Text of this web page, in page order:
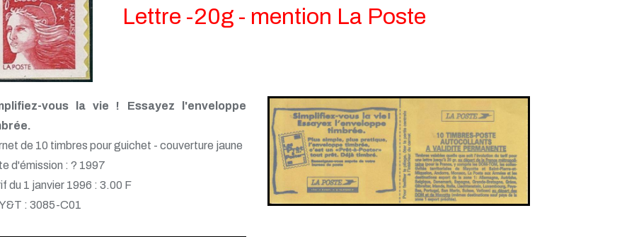
Lettre -20g - mention La Poste
vous la vie ! Essayez l'enveloppe
de 10 timbres pour guichet - couverture jaune
d'émission : ? 1997
du 1 janvier 1996 : 3.00 F
: 3085-C01